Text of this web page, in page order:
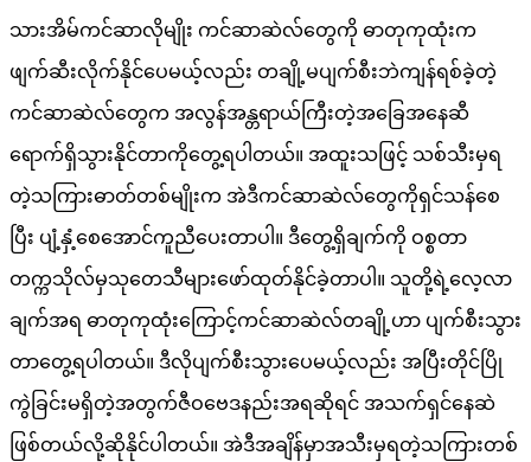
သားအိမ်ကင်ဆာလိုမျိုး ကင်ဆာဆဲလ်တွေကို ဓာတုကုထုံးက
ဖျက်ဆီးလိုက်နိုင်ပေမယ့်လည်း တချို့မပျက်စီးဘဲကျန်ရစ်ခဲ့တဲ့
ကင်ဆာဆဲလ်တွေက အလွန်အန္တရာယ်ကြီးတဲ့အခြေအနေဆီ
ရောက်ရှိသွားနိုင်တာကိုတွေ့ရပါတယ်။ အထူးသဖြင့် သစ်သီးမှရ
တဲ့သကြားဓာတ်တစ်မျိုးက အဲဒီကင်ဆာဆဲလ်တွေကိုရှင်သန်စေ
ပြီး ပျံ့နှံ့စေအောင်ကူညီပေးတာပါ။ ဒီတွေ့ရှိချက်ကို ဝစ္စတာ
တက္ကသိုလ်မှသုတေသီများဖော်ထုတ်နိုင်ခဲ့တာပါ။ သူတို့ရဲ့လေ့လာ
ချက်အရ ဓာတုကုထုံးကြောင့်ကင်ဆာဆဲလ်တချို့ဟာ ပျက်စီးသွား
တာတွေ့ရပါတယ်။ ဒီလိုပျက်စီးသွားပေမယ့်လည်း အပြီးတိုင်ပြို
ကွဲခြင်းမရှိတဲ့အတွက်ဇီဝဗေဒနည်းအရဆိုရင် အသက်ရှင်နေဆဲ
ဖြစ်တယ်လို့ဆိုနိုင်ပါတယ်။ အဲဒီအချိန်မှာအသီးမှရတဲ့သကြားတစ်